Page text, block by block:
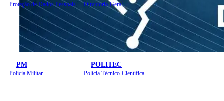
Proteção de Dados Pessoais Ouvidoria-Geral
PM
Polícia Militar
POLITEC
Polícia Técnico-Científica